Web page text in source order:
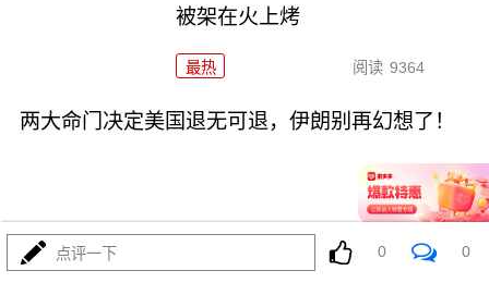
被架在火上烤
最热 阅读 9364
两大命门决定美国退无可退，伊朗别再幻想了！
最热 阅读 6983 08-02
点评一下 0 0